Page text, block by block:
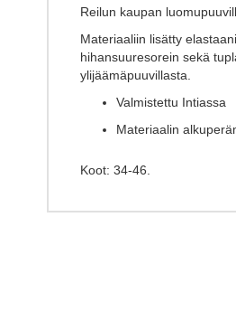
imagesReilun kaupan
Materiaaliin lisätty
hihansuuresorein sekä
ylijäämäpuuvillasta.
Valmistettu Intiassa
Materiaalin
Koot: 34-46.